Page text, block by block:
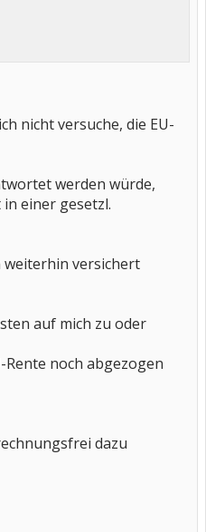
nicht versuche, die EU-
werden würde,
einer gesetzl.
weiterhin versichert
auf mich zu oder
noch abgezogen
dazu